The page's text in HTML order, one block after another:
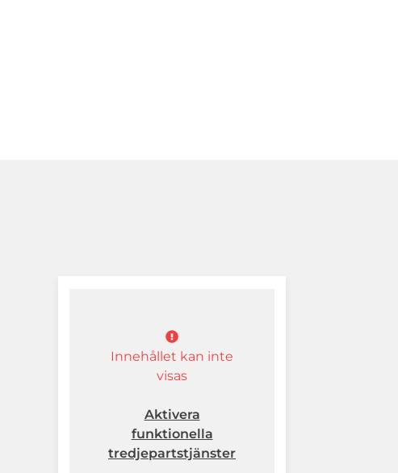
Innehållet kan inte
visas
Aktivera
funktionella
tredjepartstjänster